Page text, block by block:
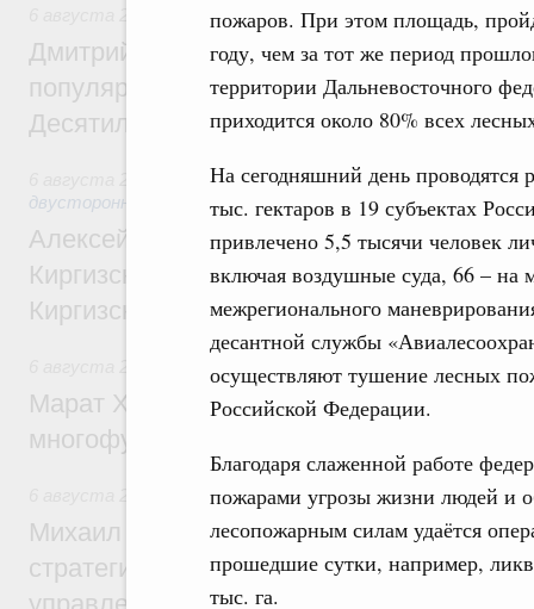
пожаров. При этом площадь,
году, чем за тот же период
территории Дальневосточного
приходится около 80% всех
На сегодняшний день
тыс. гектаров в 19 субъектах
привлечено 5,5 тысячи человек
включая воздушные суда, 66 –
межрегионального
десантной службы
осуществляют тушение лесных
Российской Федерации.
Благодаря слаженной работе
пожарами угрозы жизни людей и
лесопожарным силам удаётся
прошедшие сутки, например,
тыс. га.
Внутренний и въездной туризм
Дмитрий Чернышенко: Порядка 110
популярного туризма в 35 регионах
Десятилетия науки и технологий
Экономические и гуманитарные
двусторонней основе
Алексей Оверчук принял участие в
Киргизского экономического форума и
Киргизской межрегиональной
Марат Хуснуллин: На двух скоростных
многофункциональные зоны дорожного
Технологическое развитие. Инновации
Михаил Мишустин дал поручения по
стратегической сессии о